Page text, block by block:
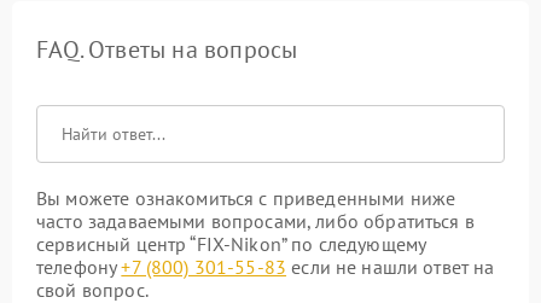
FAQ. Ответы на вопросы
Вы можете ознакомиться с приведенными ниже
часто задаваемыми вопросами, либо обратиться в
сервисный центр “FIX-Nikon” по следующему
телефону+7 (800) 301-55-83 если не нашли ответ на
свой вопрос.